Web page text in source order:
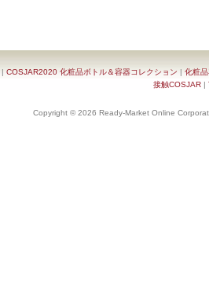
| COSJAR2020 化粧品ボトル＆容器コレクション | 化粧
接触COSJAR|
Copyright © 2026 Ready-Market Online